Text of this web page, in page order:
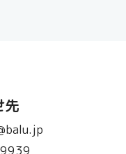
先